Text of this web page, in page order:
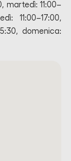
martedì: 11:00–
11:00–17:00,
domenica: